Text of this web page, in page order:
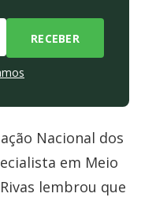
Nacional dos
em Meio
lembrou que